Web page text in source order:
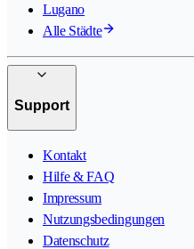
Lugano
Alle Städte
Support
Kontakt
Hilfe & FAQ
Impressum
Nutzungsbedingungen
Datenschutz